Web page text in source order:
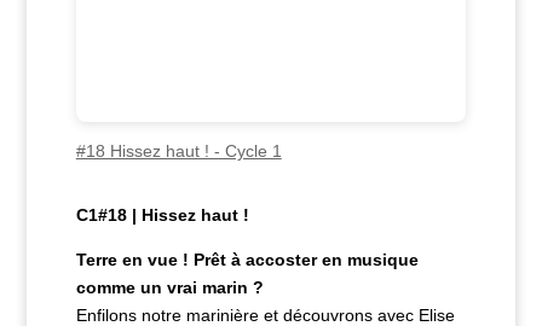
#18 Hissez haut ! - Cycle 1
C1#18 | Hissez haut !
Terre en vue ! Prêt à accoster en musique
comme un vrai marin ?
Enfilons notre marinière et découvrons avec Elise